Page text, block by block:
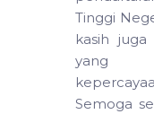
Tinggi
kasih
yang
Semoga